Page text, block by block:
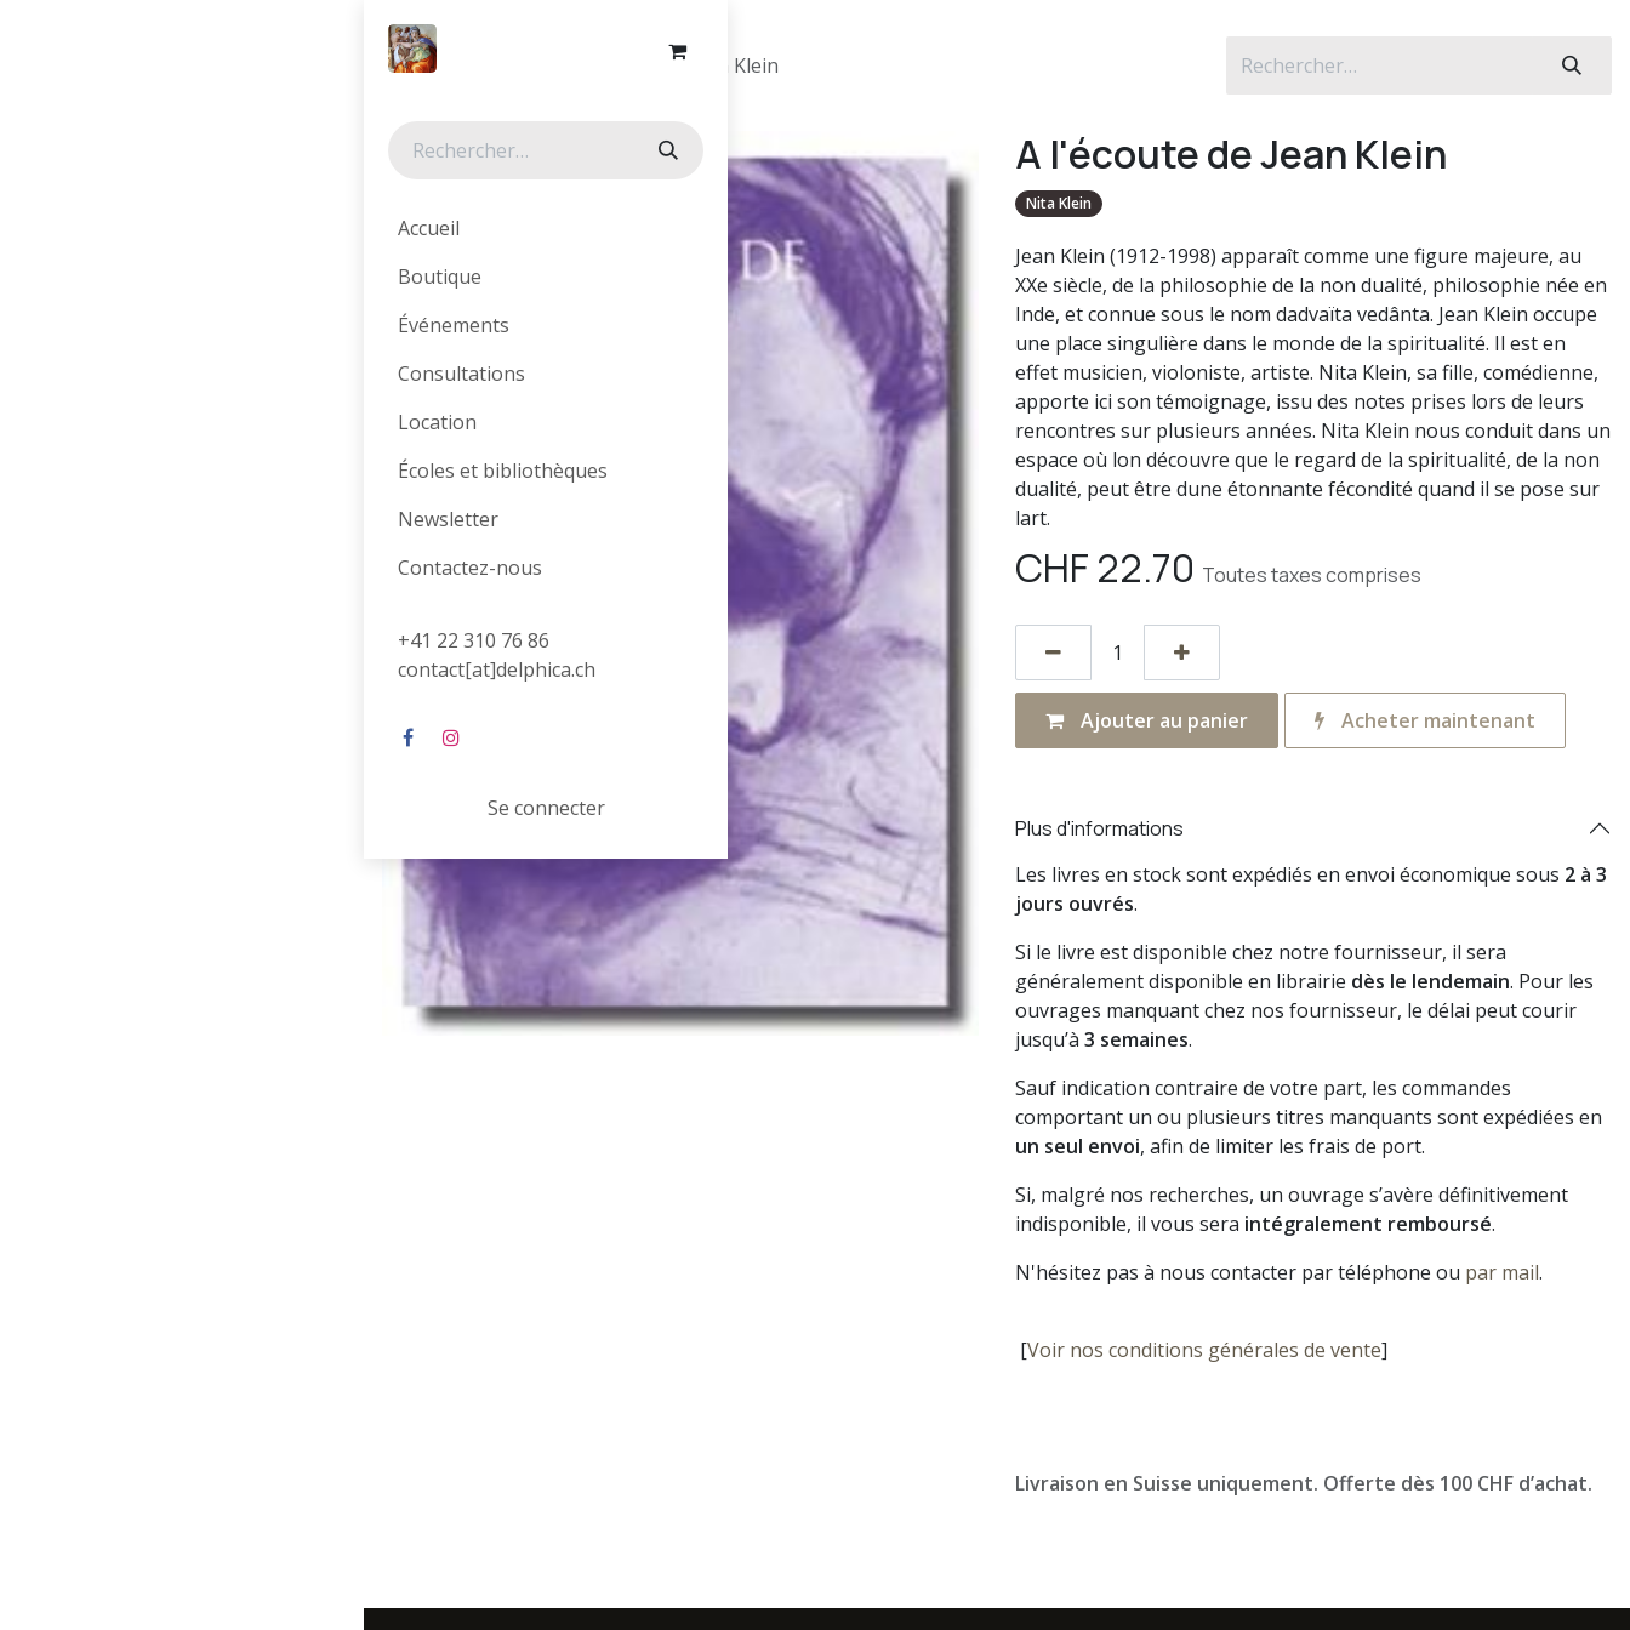
Accueil
Boutique
Événements
Consultations
Location
Écoles et bibliothèques
Newsletter
Contactez-nous
+41 22 310 76 86
contact[at]delphica.ch
Se connecter
Tous les produits A l'écoute de Jean Klein
Prix sympa ! A l'écoute de Jean Klein
Nita Klein
Jean Klein (1912-1998) apparaît comme une figure majeure, au
XXe siècle, de la philosophie de la non dualité, philosophie née en
Inde, et connue sous le nom dadvaïta vedânta. Jean Klein occupe
une place singulière dans le monde de la spiritualité. Il est en
effet musicien, violoniste, artiste. Nita Klein, sa fille, comédienne,
apporte ici son témoignage, issu des notes prises lors de leurs
rencontres sur plusieurs années. Nita Klein nous conduit dans un
espace où lon découvre que le regard de la spiritualité, de la non
dualité, peut être dune étonnante fécondité quand il se pose sur
lart.
CHF 22.70 Toutes taxes comprises
Ajouter au panier Acheter maintenant
Plus d'informations
Les livres en stock sont expédiés en envoi économique sous 2 à 3
jours ouvrés.
Si le livre est disponible chez notre fournisseur, il sera
généralement disponible en librairie dès le lendemain. Pour les
ouvrages manquant chez nos fournisseur, le délai peut courir
jusqu’à 3 semaines.
Sauf indication contraire de votre part, les commandes
comportant un ou plusieurs titres manquants sont expédiées en
un seul envoi, afin de limiter les frais de port.
Si, malgré nos recherches, un ouvrage s’avère définitivement
indisponible, il vous sera intégralement remboursé.
N'hésitez pas à nous contacter par téléphone ou par mail.
[Voir nos conditions générales de vente]
Livraison en Suisse uniquement. Offerte dès 100 CHF d’achat.